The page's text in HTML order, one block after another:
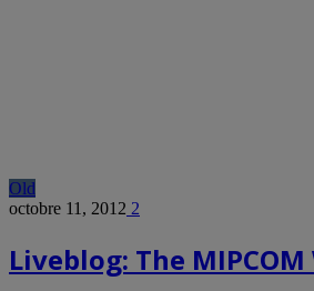
Old
octobre 11, 2012 2
Liveblog: The